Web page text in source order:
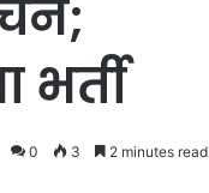
0 3 2 minutes read